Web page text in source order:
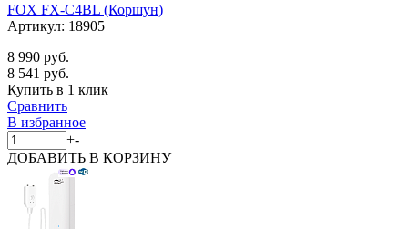
FOX FX-C4BL (Коршун)
Артикул: 18905
8 990 руб.
8 541 руб.
Купить в 1 клик
Сравнить
В избранное
+-
ДОБАВИТЬ В КОРЗИНУ